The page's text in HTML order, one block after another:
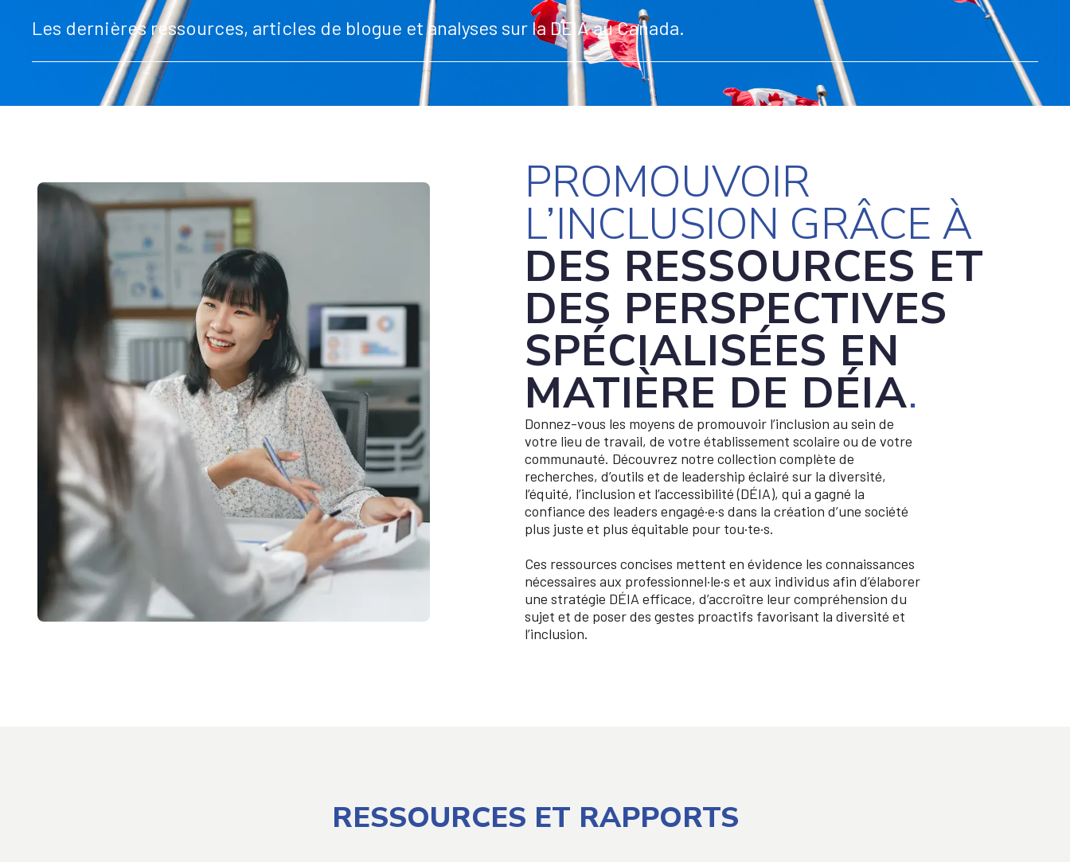
Les dernières ressources, articles de blogue et analyses sur la DEIA au Canada.
PROMOUVOIR
L’INCLUSION GRÂCE À
DES RESSOURCES ET
DES PERSPECTIVES
SPÉCIALISÉES EN
MATIÈRE DE DÉIA.
Donnez-vous les moyens de promouvoir l’inclusion au sein de
votre lieu de travail, de votre établissement scolaire ou de votre
communauté. Découvrez notre collection complète de
recherches, d’outils et de leadership éclairé sur la diversité,
l’équité, l’inclusion et l’accessibilité (DÉIA), qui a gagné la
confiance des leaders engagé·e·s dans la création d’une société
plus juste et plus équitable pour tou·te·s.
Ces ressources concises mettent en évidence les connaissances
nécessaires aux professionnel·le·s et aux individus afin d’élaborer
une stratégie DÉIA efficace, d’accroître leur compréhension du
sujet et de poser des gestes proactifs favorisant la diversité et
l’inclusion.
RESSOURCES ET RAPPORTS